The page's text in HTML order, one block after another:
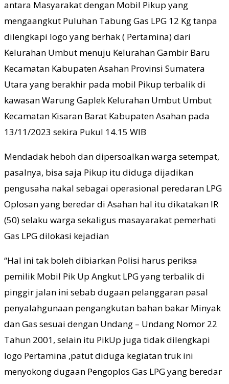
antara Masyarakat dengan Mobil Pikup yang
mengaangkut Puluhan Tabung Gas LPG 12 Kg tanpa
dilengkapi logo yang berhak ( Pertamina) dari
Kelurahan Umbut menuju Kelurahan Gambir Baru
Kecamatan Kabupaten Asahan Provinsi Sumatera
Utara yang berakhir pada mobil Pikup terbalik di
kawasan Warung Gaplek Kelurahan Umbut Umbut
Kecamatan Kisaran Barat Kabupaten Asahan pada
13/11/2023 sekira Pukul 14.15 WIB
Mendadak heboh dan dipersoalkan warga setempat,
pasalnya, bisa saja Pikup itu diduga dijadikan
pengusaha nakal sebagai operasional peredaran LPG
Oplosan yang beredar di Asahan hal itu dikatakan IR
(50) selaku warga sekaligus masayarakat pemerhati
Gas LPG dilokasi kejadian
“Hal ini tak boleh dibiarkan Polisi harus periksa
pemilik Mobil Pik Up Angkut LPG yang terbalik di
pinggir jalan ini sebab dugaan pelanggaran pasal
penyalahgunaan pengangkutan bahan bakar Minyak
dan Gas sesuai dengan Undang – Undang Nomor 22
Tahun 2001, selain itu PikUp juga tidak dilengkapi
logo Pertamina ,patut diduga kegiatan truk ini
menyokong dugaan Pengoplos Gas LPG yang beredar